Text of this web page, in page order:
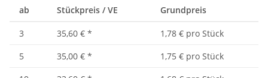
ab Stückpreis / VE Grundpreis
3 35,60 € *
1,78 € pro Stück
5
35,00 € *
1,75 € pro Stück